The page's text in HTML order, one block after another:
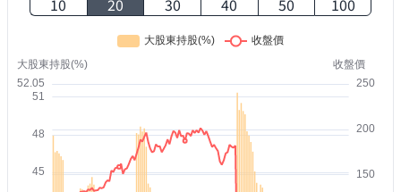
10 20 30 40 50 100